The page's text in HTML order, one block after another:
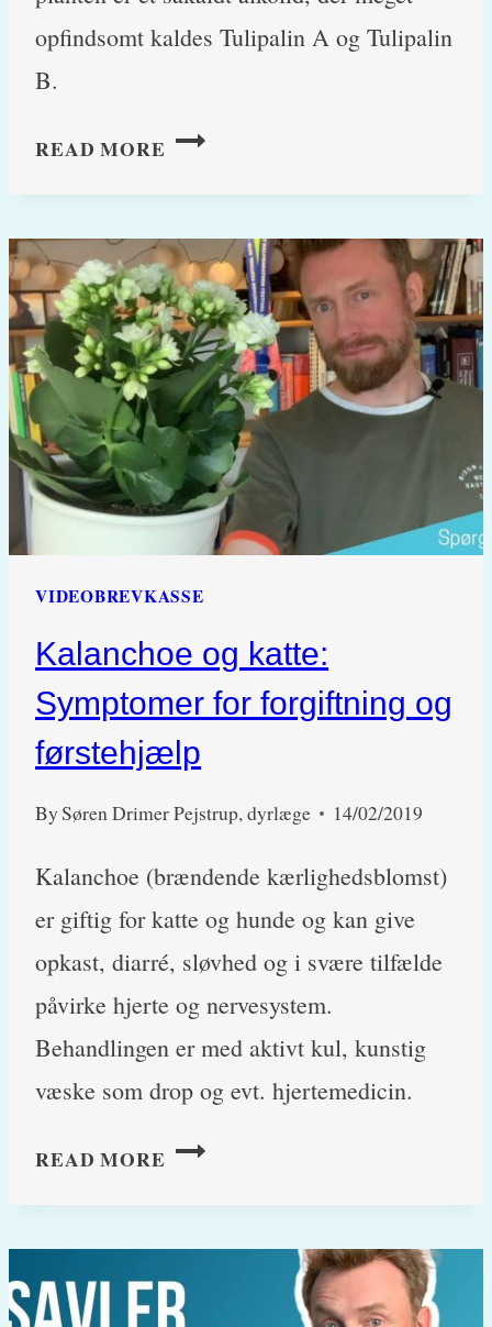
opfindsomt kaldes Tulipalin A og Tulipalin
B.
READ MORE TULIPANER
DE
GIFTIGE
FOR
KATTE
OG
HUNDE?
VIDEOBREVKASSE
Kalanchoe og katte:
Symptomer for forgiftning og
førstehjælp
BySøren Drimer Pejstrup, dyrlæge 14/02/2019
Kalanchoe (brændende kærlighedsblomst)
er giftig for katte og hunde og kan give
opkast, diarré, sløvhed og i svære tilfælde
påvirke hjerte og nervesystem.
Behandlingen er med aktivt kul, kunstig
væske som drop og evt. hjertemedicin.
READ MORE KALANCHOE
SYMPTOMER
FOR